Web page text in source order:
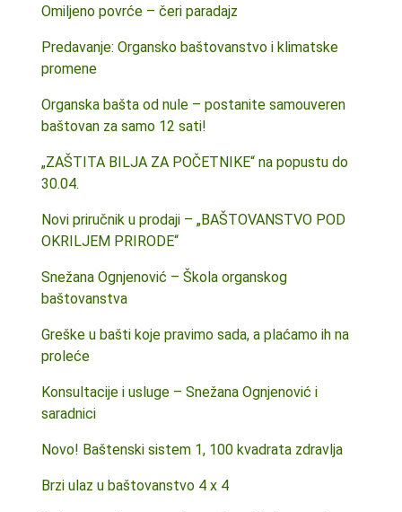
Omiljeno povrće – čeri paradajz
Predavanje: Organsko baštovanstvo i klimatske
promene
Organska bašta od nule – postanite samouveren
baštovan za samo 12 sati!
„ZAŠTITA BILJA ZA POČETNIKE“ na popustu do
30.04.
Novi priručnik u prodaji – „BAŠTOVANSTVO POD
OKRILJEM PRIRODE“
Snežana Ognjenović – Škola organskog
baštovanstva
Greške u bašti koje pravimo sada, a plaćamo ih na
proleće
Konsultacije i usluge – Snežana Ognjenović i
saradnici
Novo! Baštenski sistem 1, 100 kvadrata zdravlja
Brzi ulaz u baštovanstvo 4 x 4